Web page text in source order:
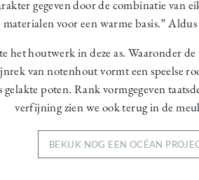
gegeven door de combinatie van
materialen voor een warme basis.” Aldus
het houtwerk in deze as. Waaronder
van notenhout vormt een speelse
gelakte poten. Rank vormgegeven
verfijning zien we ook terug in de
BEKIJK NOG EEN OCÉAN